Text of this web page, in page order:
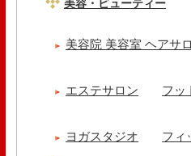
美容・ビューティー
美容院 美容室 ヘアサ
エステサロン フッ
ヨガスタジオ フィ